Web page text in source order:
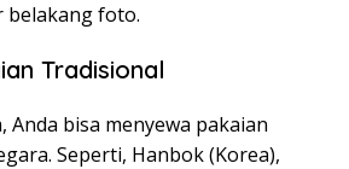
belakang foto.
Tradisional
Anda bisa menyewa pakaian
Seperti, Hanbok (Korea),